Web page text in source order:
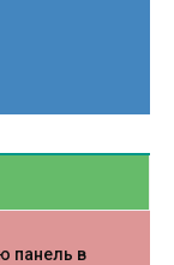
панель в